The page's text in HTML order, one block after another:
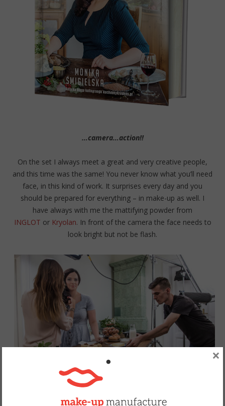
…camera…action!!
On the set I always meet a great and very creative people,
and this time was the same! You never know what you’ll need
face, in this kind of work. It surprises every day and you
should be prepared for everything – in make-up as well. I
have always with me the mattifying powder from
INGLOT or Kryolan. In front of the camera the face needs to
look bright but not be flash.
Fot. Panopticon Films
×